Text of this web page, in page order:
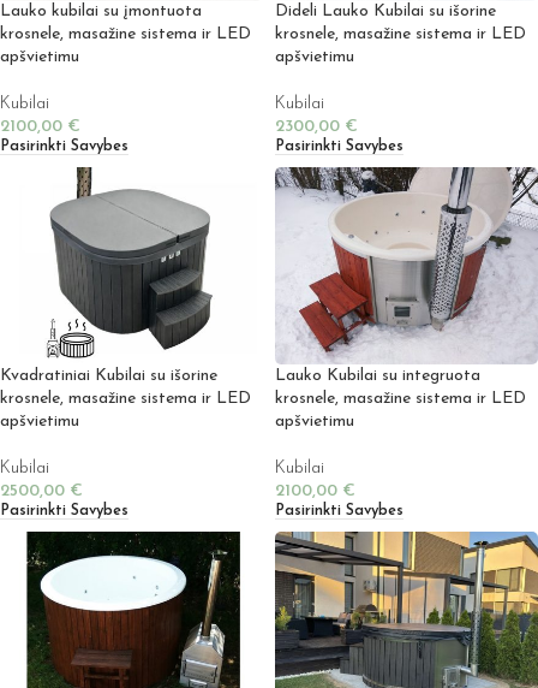
Lauko kubilai su įmontuota
krosnele, masažine sistema ir LED
apšvietimu
Kubilai
2100,00 €
Pasirinkti Savybes
Dideli Lauko Kubilai su išorine
krosnele, masažine sistema ir LED
apšvietimu
Kubilai
2300,00 €
Pasirinkti Savybes
Kvadratiniai Kubilai su išorine
krosnele, masažine sistema ir LED
apšvietimu
Kubilai
2500,00 €
Pasirinkti Savybes
Lauko Kubilai su integruota
krosnele, masažine sistema ir LED
apšvietimu
Kubilai
2100,00 €
Pasirinkti Savybes